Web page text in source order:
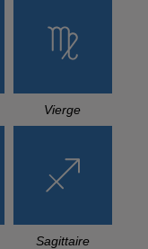
Vierge
Sagittaire